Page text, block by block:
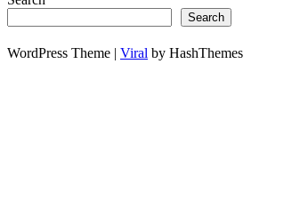
Search
WordPress Theme | Viral by HashThemes